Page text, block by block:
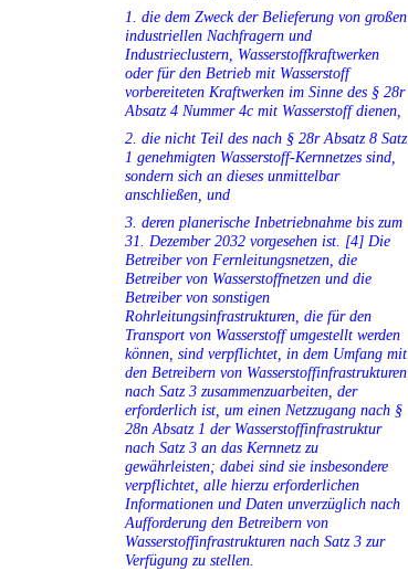
1. die dem Zweck der Belieferung von großen
industriellen Nachfragern und
Industrieclustern, Wasserstoffkraftwerken
oder für den Betrieb mit Wasserstoff
vorbereiteten Kraftwerken im Sinne des § 28r
Absatz 4 Nummer 4c mit Wasserstoff dienen,
2. die nicht Teil des nach § 28r Absatz 8 Satz
1 genehmigten Wasserstoff-Kernnetzes sind,
sondern sich an dieses unmittelbar
anschließen, und
3. deren planerische Inbetriebnahme bis zum
31. Dezember 2032 vorgesehen ist. [4] Die
Betreiber von Fernleitungsnetzen, die
Betreiber von Wasserstoffnetzen und die
Betreiber von sonstigen
Rohrleitungsinfrastrukturen, die für den
Transport von Wasserstoff umgestellt werden
können, sind verpflichtet, in dem Umfang mit
den Betreibern von Wasserstoffinfrastrukturen
nach Satz 3 zusammenzuarbeiten, der
erforderlich ist, um einen Netzzugang nach §
28n Absatz 1 der Wasserstoffinfrastruktur
nach Satz 3 an das Kernnetz zu
gewährleisten; dabei sind sie insbesondere
verpflichtet, alle hierzu erforderlichen
Informationen und Daten unverzüglich nach
Aufforderung den Betreibern von
Wasserstoffinfrastrukturen nach Satz 3 zur
Verfügung zu stellen.